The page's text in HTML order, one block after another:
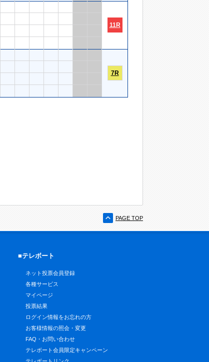
11R
7R
PAGE TOP
■テレボート
ネット投票会員登録
各種サービス
マイページ
投票結果
ログイン情報をお忘れの方
お客様情報の照会・変更
FAQ・お問い合わせ
テレボート会員限定キャンペーン